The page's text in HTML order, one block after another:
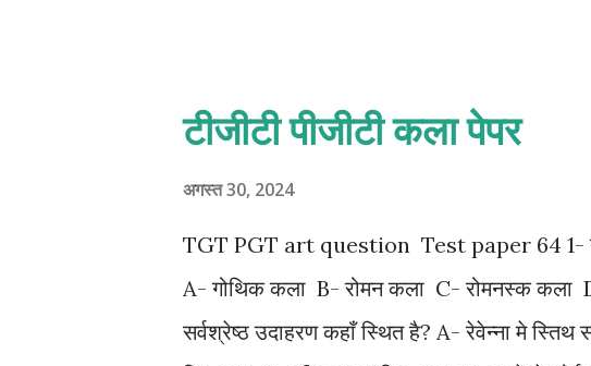
टीजीटी पीजीटी कला पेपर
अगस्त 30, 2024
TGT PGT art question Test paper 64 1-
A- गोथिक कला B- रोमन कला C- रोमनस्क कला
सर्वश्रेष्ठ उदाहरण कहाँ स्थित है? A- रेवेन्ना मे स्तिथ